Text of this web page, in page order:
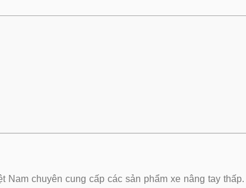
Nam chuyên cung cấp các sản phẩm xe nâng tay